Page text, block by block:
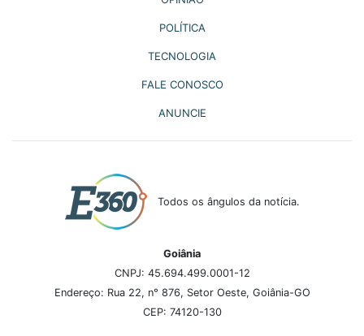
POLÍTICA
TECNOLOGIA
FALE CONOSCO
ANUNCIE
Todos os ângulos da notícia.
Goiânia
CNPJ: 45.694.499.0001-12
Endereço: Rua 22, n° 876, Setor Oeste, Goiânia-GO
CEP: 74120-130